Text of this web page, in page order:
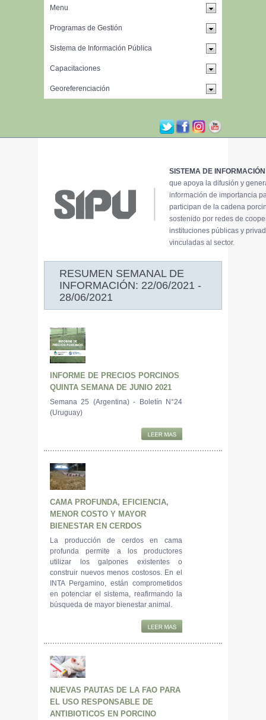
SISTEMA DE
que apoya la difusión y
información de importancia
participan de la cadena
sostenido por redes de
instituciones públicas y
vinculadas al sector.
RESUMEN SEMANAL DE
INFORMACIÓN: 22/06/2021 -
28/06/2021
INFORME DE PRECIOS PORCINOS
QUINTA SEMANA DE JUNIO 2021
Semana 25 (Argentina) - Boletín N°24
(Uruguay)
CAMA PROFUNDA, EFICIENCIA,
MENOR COSTO Y MAYOR
BIENESTAR EN CERDOS
La producción de cerdos en cama
profunda permite a los productores
utilizar los galpones existentes o
construir nuevos menos costosos. En el
INTA Pergamino, están comprometidos
en potenciar el sistema, reafirmando la
búsqueda de mayor bienestar animal.
NUEVAS PAUTAS DE LA FAO PARA
EL USO RESPONSABLE DE
ANTIBIOTICOS EN PORCINO